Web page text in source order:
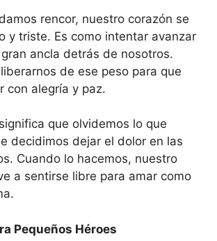
rencor, nuestro corazón se
y triste. Es como intentar avanzar
ancla detrás de nosotros.
de ese peso para que
con alegría y paz.
que olvidemos lo que
decidimos dejar el dolor en las
Cuando lo hacemos, nuestro
a sentirse libre para amar como
Pequeños Héroes